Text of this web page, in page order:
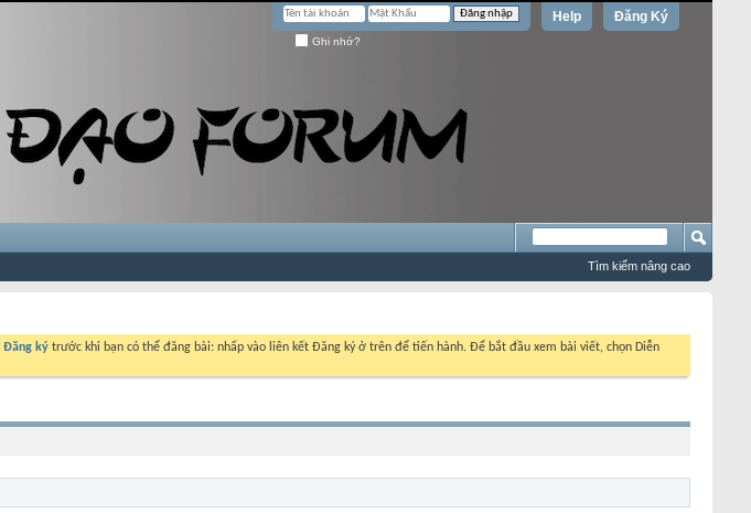
Đăng Ký
Help
Ghi nhớ?
Tìm kiếm nâng cao
Đăng ký trước khi bạn có thể đăng bài: nhấp vào liên kết Đăng ký ở trên để tiến hành. Để bắt đầu xem bài viết, chọn Diễn